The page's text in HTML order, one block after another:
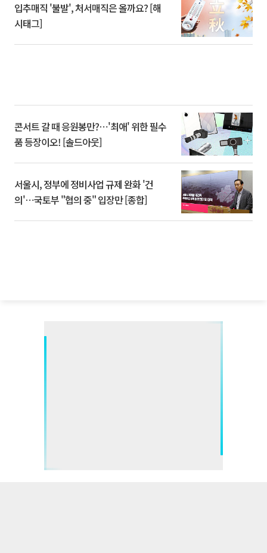
입추매직 '불발', 처서매직은 올까요? [해
시태그]
콘서트 갈 때 응원봉만?⋯'최애' 위한 필수
품 등장이오! [솔드아웃]
서울시, 정부에 정비사업 규제 완화 '건
의'⋯국토부 "협의 중" 입장만 [종합]